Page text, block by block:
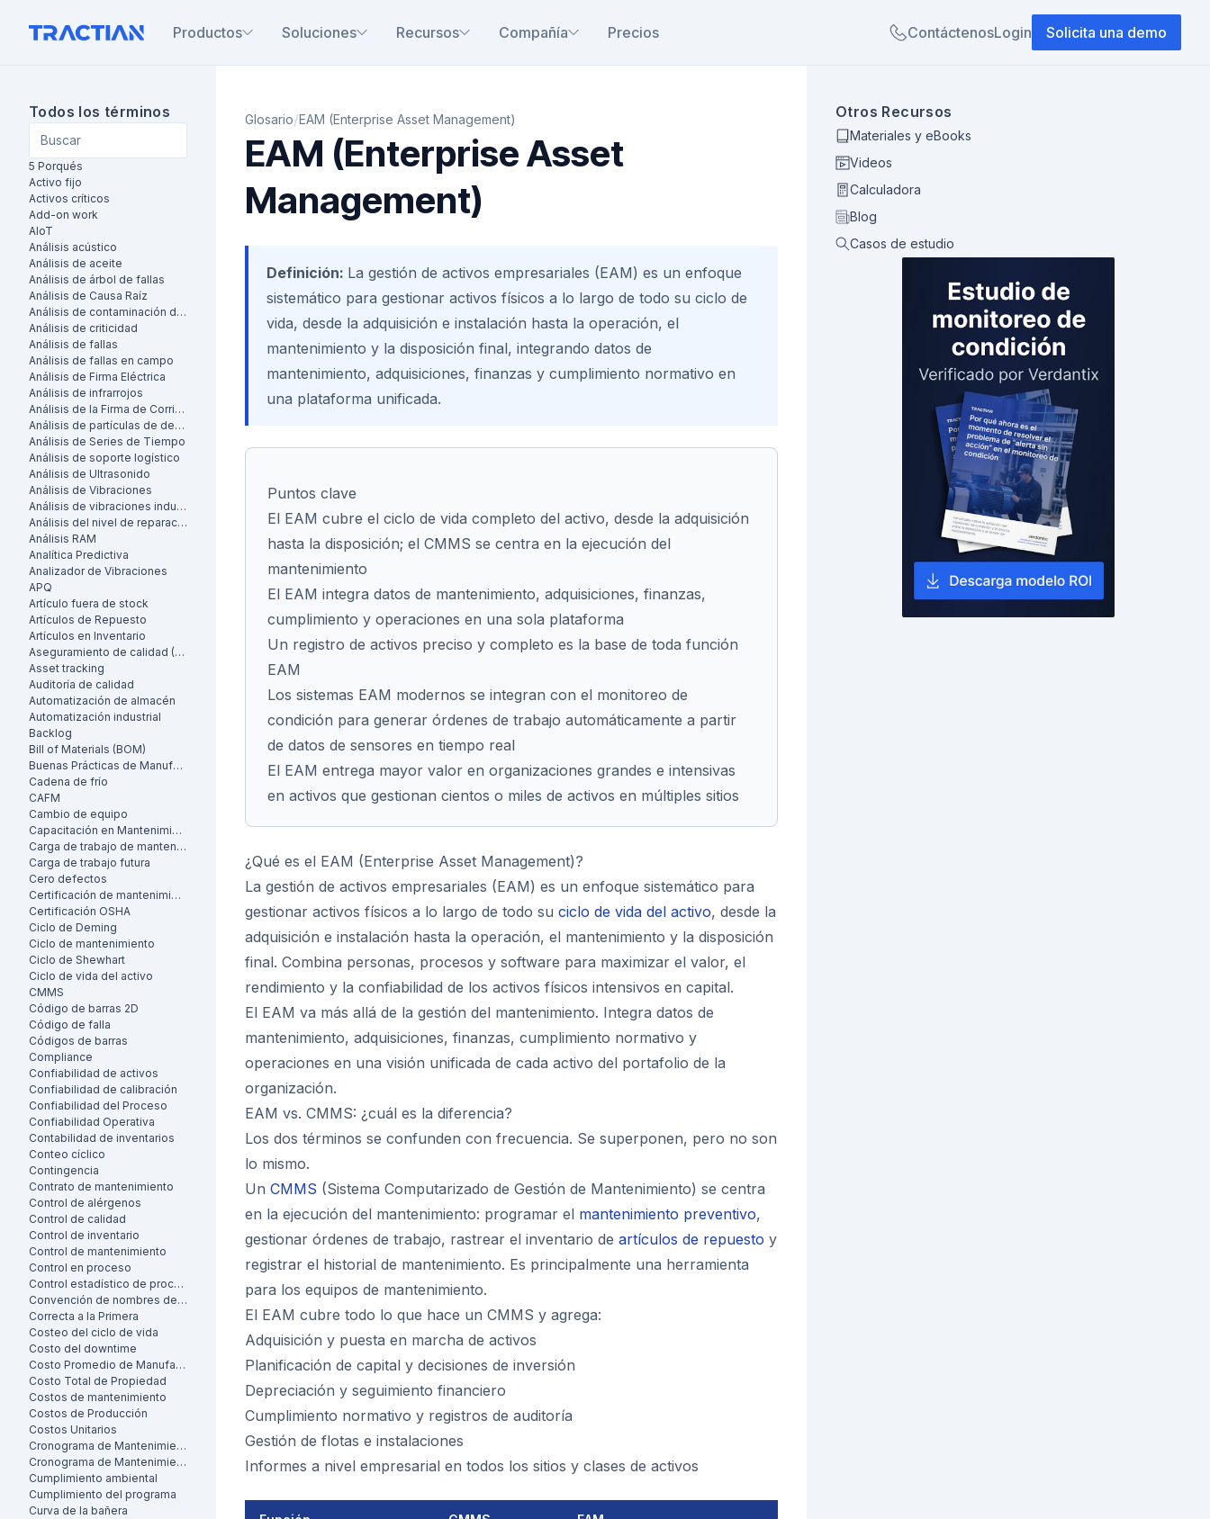
Productos Soluciones Recursos Compañía Precios ContáctenosLogin Solicita una demo
Todos los términos
5 Porqués
Activo fijo
Activos críticos
Add-on work
AIoT
Análisis acústico
Análisis de aceite
Análisis de árbol de fallas
Análisis de Causa Raíz
Análisis de contaminación de aceite
Análisis de criticidad
Análisis de fallas
Análisis de fallas en campo
Análisis de Firma Eléctrica
Análisis de infrarrojos
Análisis de la Firma de Corriente del Motor (MCSA)
Análisis de partículas de desgaste
Análisis de Series de Tiempo
Análisis de soporte logístico
Análisis de Ultrasonido
Análisis de Vibraciones
Análisis de vibraciones industrial
Análisis del nivel de reparación
Análisis RAM
Analítica Predictiva
Analizador de Vibraciones
APQ
Artículo fuera de stock
Artículos de Repuesto
Artículos en Inventario
Aseguramiento de calidad (AC)
Asset tracking
Auditoría de calidad
Automatización de almacén
Automatización industrial
Backlog
Bill of Materials (BOM)
Buenas Prácticas de Manufactura (BPM)
Cadena de frío
CAFM
Cambio de equipo
Capacitación en Mantenimiento
Carga de trabajo de mantenimiento
Carga de trabajo futura
Cero defectos
Certificación de mantenimiento
Certificación OSHA
Ciclo de Deming
Ciclo de mantenimiento
Ciclo de Shewhart
Ciclo de vida del activo
CMMS
Código de barras 2D
Código de falla
Códigos de barras
Compliance
Confiabilidad de activos
Confiabilidad de calibración
Confiabilidad del Proceso
Confiabilidad Operativa
Contabilidad de inventarios
Conteo cíclico
Contingencia
Contrato de mantenimiento
Control de alérgenos
Control de calidad
Control de inventario
Control de mantenimiento
Control en proceso
Control estadístico de procesos
Convención de nombres de activos
Correcta a la Primera
Costeo del ciclo de vida
Costo del downtime
Costo Promedio de Manufactura por Unidad
Costo Total de Propiedad
Costos de mantenimiento
Costos de Producción
Costos Unitarios
Cronograma de Mantenimiento
Cronograma de Mantenimiento
Cumplimiento ambiental
Cumplimiento del programa
Curva de la bañera
Glosario/EAM (Enterprise Asset Management)
EAM (Enterprise Asset
Management)
Definición: La gestión de activos empresariales (EAM) es un enfoque
sistemático para gestionar activos físicos a lo largo de todo su ciclo de
vida, desde la adquisición e instalación hasta la operación, el
mantenimiento y la disposición final, integrando datos de
mantenimiento, adquisiciones, finanzas y cumplimiento normativo en
una plataforma unificada.
Puntos clave
El EAM cubre el ciclo de vida completo del activo, desde la adquisición
hasta la disposición; el CMMS se centra en la ejecución del
mantenimiento
El EAM integra datos de mantenimiento, adquisiciones, finanzas,
cumplimiento y operaciones en una sola plataforma
Un registro de activos preciso y completo es la base de toda función
EAM
Los sistemas EAM modernos se integran con el monitoreo de
condición para generar órdenes de trabajo automáticamente a partir
de datos de sensores en tiempo real
El EAM entrega mayor valor en organizaciones grandes e intensivas
en activos que gestionan cientos o miles de activos en múltiples sitios
¿Qué es el EAM (Enterprise Asset Management)?
La gestión de activos empresariales (EAM) es un enfoque sistemático para
gestionar activos físicos a lo largo de todo su ciclo de vida del activo, desde la
adquisición e instalación hasta la operación, el mantenimiento y la disposición
final. Combina personas, procesos y software para maximizar el valor, el
rendimiento y la confiabilidad de los activos físicos intensivos en capital.
El EAM va más allá de la gestión del mantenimiento. Integra datos de
mantenimiento, adquisiciones, finanzas, cumplimiento normativo y
operaciones en una visión unificada de cada activo del portafolio de la
organización.
EAM vs. CMMS: ¿cuál es la diferencia?
Los dos términos se confunden con frecuencia. Se superponen, pero no son
lo mismo.
Un CMMS (Sistema Computarizado de Gestión de Mantenimiento) se centra
en la ejecución del mantenimiento: programar el mantenimiento preventivo,
gestionar órdenes de trabajo, rastrear el inventario de artículos de repuesto y
registrar el historial de mantenimiento. Es principalmente una herramienta
para los equipos de mantenimiento.
El EAM cubre todo lo que hace un CMMS y agrega:
Adquisición y puesta en marcha de activos
Planificación de capital y decisiones de inversión
Depreciación y seguimiento financiero
Cumplimiento normativo y registros de auditoría
Gestión de flotas e instalaciones
Informes a nivel empresarial en todos los sitios y clases de activos
Otros Recursos
Materiales y eBooks
Videos
Calculadora
Blog
Casos de estudio